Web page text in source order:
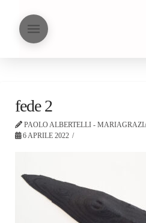
fede 2
PAOLO ALBERTELLI -
6 APRILE 2022